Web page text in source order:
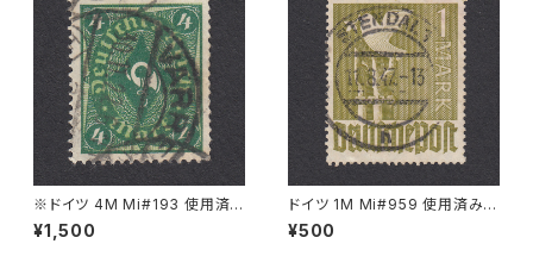
※ドイツ 4M Mi#193 使用済
み切手｜VARREL 30.11.1922
¥1,500
ドイツ 1M Mi#959 使用済み切
手｜STENDAL 11.8.1947
¥500